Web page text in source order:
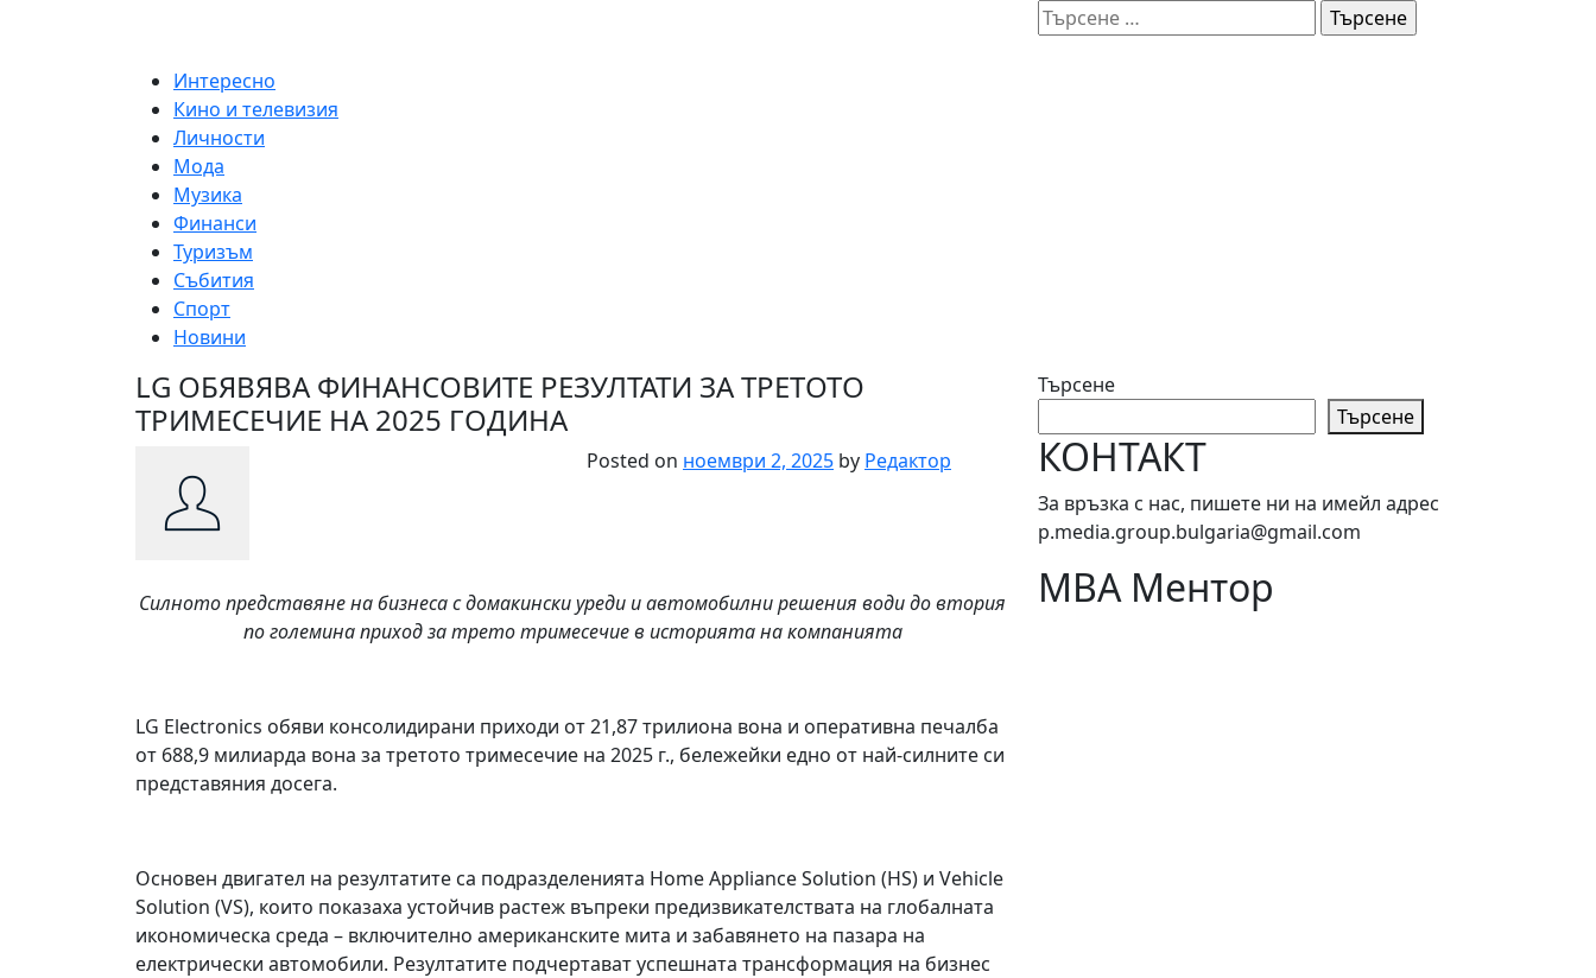
Търсене
за:
Интересно
Кино и телевизия
Личности
Мода
Музика
Финанси
Туризъм
Събития
Спорт
Новини
LG ОБЯВЯВА ФИНАНСОВИТЕ РЕЗУЛТАТИ ЗА ТРЕТОТО
ТРИМЕСЕЧИЕ НА 2025 ГОДИНА
Posted on ноември 2, 2025 by Редактор
Силното представяне на бизнеса с домакински уреди и автомобилни решения води до втория
по големина приход за трето тримесечие в историята на компанията
LG Electronics обяви консолидирани приходи от 21,87 трилиона вона и оперативна печалба
от 688,9 милиарда вона за третото тримесечие на 2025 г., бележейки едно от най-силните си
представяния досега.
Основен двигател на резултатите са подразделенията Home Appliance Solution (HS) и Vehicle
Solution (VS), които показаха устойчив растеж въпреки предизвикателствата на глобалната
икономическа среда – включително американските мита и забавянето на пазара на
електрически автомобили. Резултатите подчертават успешната трансформация на бизнес
Търсене
Търсене
КОНТАКТ
За връзка с нас, пишете ни на имейл адрес
p.media.group.bulgaria@gmail.com
МВА Ментор